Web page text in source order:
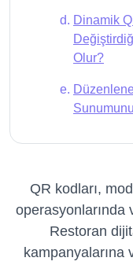
Dinamik
Olur?
QR kodları,
operasyonlarında
Restoran
kampanyalarına